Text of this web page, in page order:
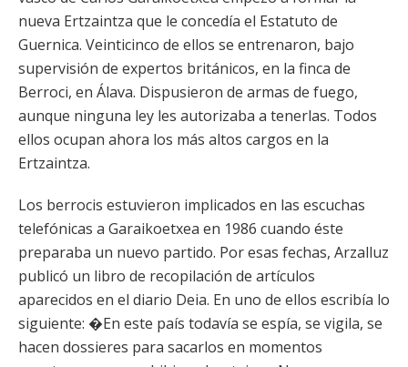
nueva Ertzaintza que le concedía el Estatuto de
Guernica. Veinticinco de ellos se entrenaron, bajo
supervisión de expertos británicos, en la finca de
Berroci, en Álava. Dispusieron de armas de fuego,
aunque ninguna ley les autorizaba a tenerlas. Todos
ellos ocupan ahora los más altos cargos en la
Ertzaintza.
Los berrocis estuvieron implicados en las escuchas
telefónicas a Garaikoetxea en 1986 cuando éste
preparaba un nuevo partido. Por esas fechas, Arzalluz
publicó un libro de recopilación de artículos
aparecidos en el diario Deia. En uno de ellos escribía lo
siguiente: �En este país todavía se espía, se vigila, se
hacen dossieres para sacarlos en momentos